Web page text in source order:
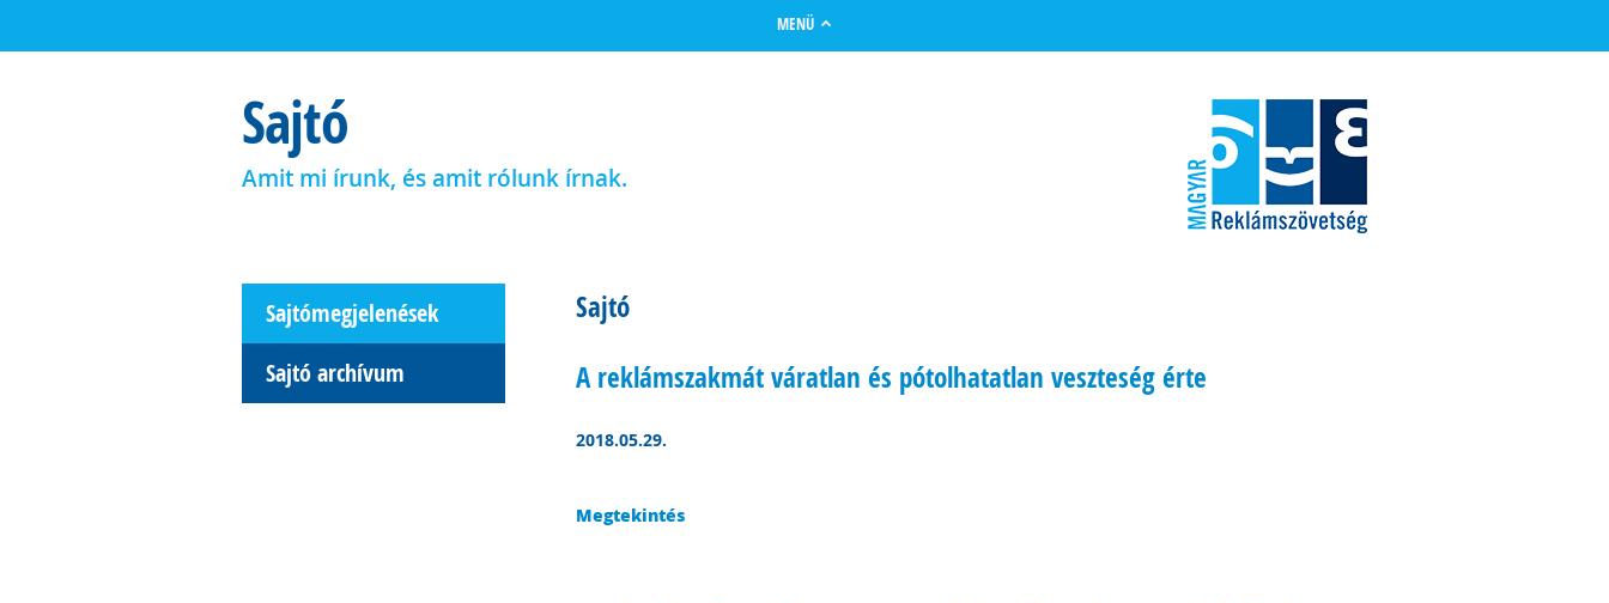
MENÜ
Sajtó
Amit mi írunk, és amit rólunk írnak.
Sajtómegjelenések
Sajtó archívum
Sajtó
A reklámszakmát váratlan és pótolhatatlan veszteség érte
2018.05.29.
Megtekintés